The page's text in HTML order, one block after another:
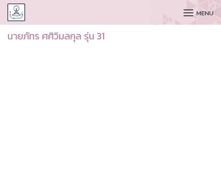
CUDAA MENU
นายภัทร ศศิวิมลกุล รุ่น 31